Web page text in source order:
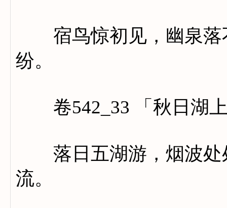
宿鸟惊初见，幽泉落
纷。
卷542_33 「秋日湖
落日五湖游，烟波处
流。